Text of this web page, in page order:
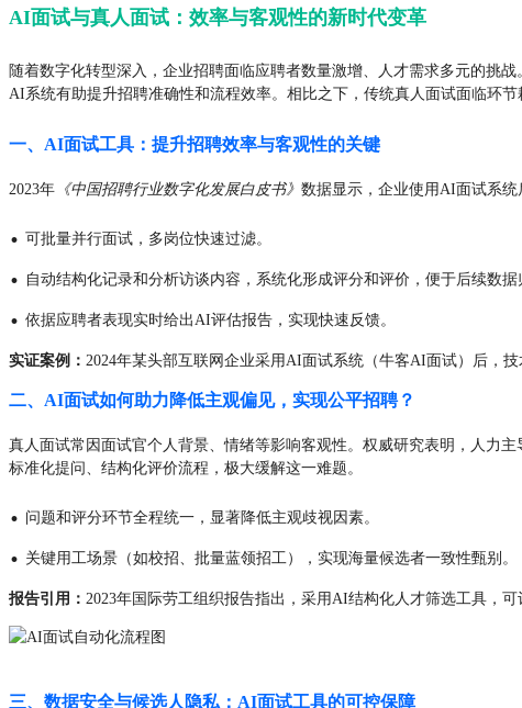
AI面试与真人面试：效率与客观性的新时代变革
随着数字化转型深入，企业招聘面临应聘者数量激增、人才需求多元的挑战
AI系统有助提升招聘准确性和流程效率。相比之下，传统真人面试面临环
一、AI面试工具：提升招聘效率与客观性的关键
2023年 《中国招聘行业数字化发展白皮书》 数据显示，企业使用AI面试系统
· 可批量并行面试，多岗位快速过滤。
· 自动结构化记录和分析访谈内容，系统化形成评分和评价，便于后续数据
· 依据应聘者表现实时给出AI评估报告，实现快速反馈。
实证案例： 2024年某头部互联网企业采用AI面试系统（牛客AI面试）后，
二、AI面试如何助力降低主观偏见，实现公平招聘？
真人面试常因面试官个人背景、情绪等影响客观性。权威研究表明，人力
标准化提问、结构化评价流程，极大缓解这一难题。
· 问题和评分环节全程统一，显著降低主观歧视因素。
· 关键用工场景（如校招、批量蓝领招工），实现海量候选者一致性甄别。
报告引用： 2023年国际劳工组织报告指出，采用AI结构化人才筛选工具，可
三、数据安全与候选人隐私：AI面试工具的可控保障